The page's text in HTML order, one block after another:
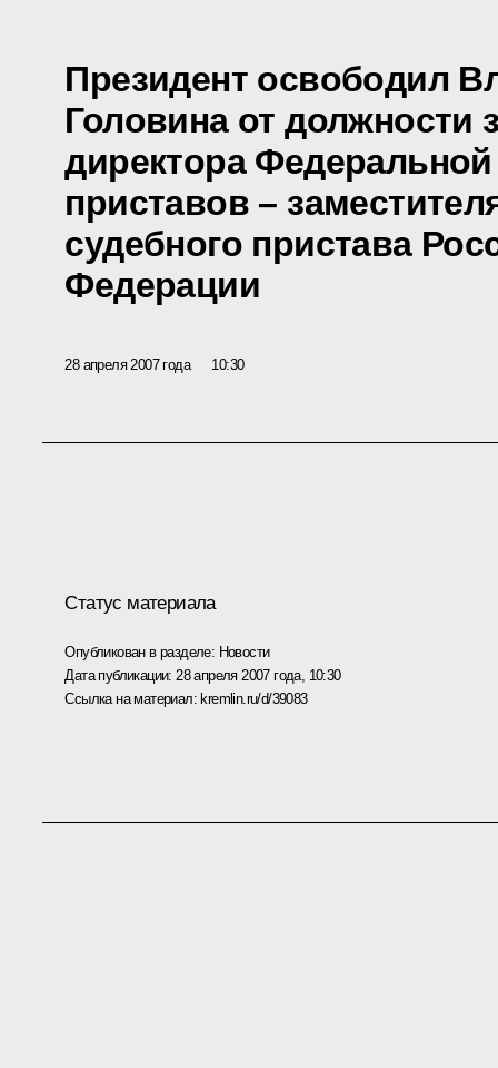
Президент освободил
Головина от должности
директора
приставов –
судебного пристава
Федерации
28 апреля 2007 года 10:30
Статус материала
Опубликован в разделе: Новости
Дата публикации: 28 апреля 2007 года, 10:30
Ссылка на материал:kremlin.ru/d/39083